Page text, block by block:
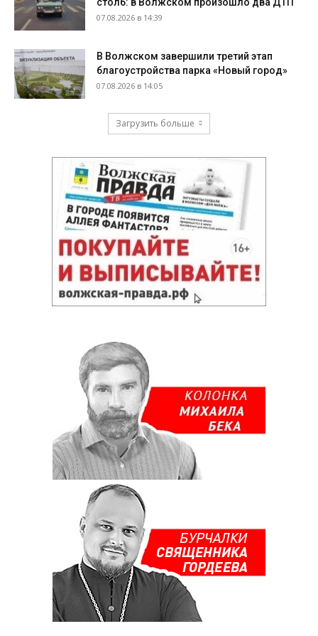
07.08.2026 в 14:39
В Волжском завершили третий этап
благоустройства парка «Новый город»
07.08.2026 в 14:05
Загрузить больше